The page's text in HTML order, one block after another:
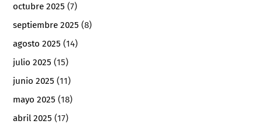
octubre 2025 (7)
septiembre 2025 (8)
agosto 2025 (14)
julio 2025 (15)
junio 2025 (11)
mayo 2025 (18)
abril 2025 (17)